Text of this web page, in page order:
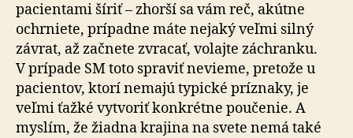
pacientami šíriť – zhorší sa vám reč, akútne
ochrniete, prípadne máte nejaký veľmi silný
závrat, až začnete zvracať, volajte záchranku.
V prípade SM toto spraviť nevieme, pretože u
pacientov, ktorí nemajú typické príznaky, je
veľmi ťažké vytvoriť konkrétne poučenie. A
myslím, že žiadna krajina na svete nemá také